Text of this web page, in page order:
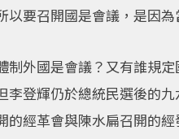
要召開國是會議，是因
外國是會議？又有誰規
李登輝仍於總統民選後的
經革會與陳水扁召開的